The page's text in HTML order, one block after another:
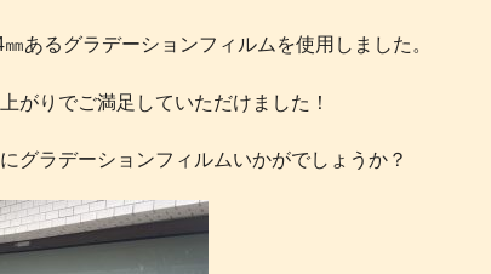
あるグラデーションフィルムを使用しました。
がりでご満足していただけました！
グラデーションフィルムいかがでしょうか？